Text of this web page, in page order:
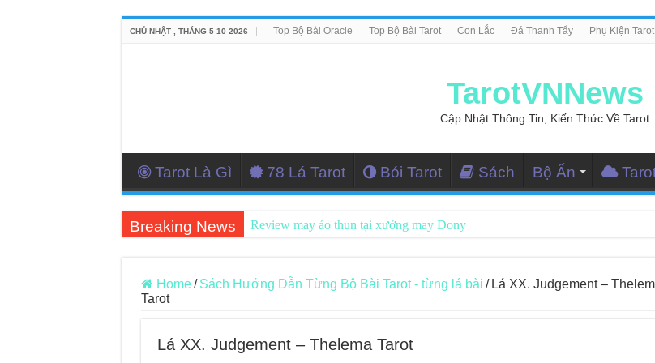
CHỦ NHẬT , THÁNG 5 10 2026 Top Bộ Bài Oracle Top Bộ Bài Tarot Con Lắc Đá Thanh Tẩy Phụ Kiện
TarotVNNews
Cập Nhật Thông Tin, Kiến Thức Về Tarot
Tarot Là Gì 78 Lá Tarot Bói Tarot Sách Bộ Ẩn
Breaking News
Review may áo thun tại xưởng may Dony
Konxari Cards – Trải Nghiệm Kết Nối Với Thế Giới Tâm Linh
Journey Of Love Oracle – Lá Số 70: Heaven
Home / Sách Hướng Dẫn Từng Bộ Bài Tarot - từng lá bài / Lá XX. Judgement –
Tarot
Lá XX. Judgement – Thelema Tarot